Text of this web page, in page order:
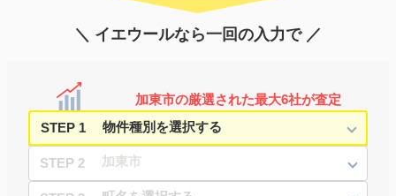
＼ イエウールなら一回の入力で ／
加東市の厳選された最大6社が査定
STEP 1
STEP 2